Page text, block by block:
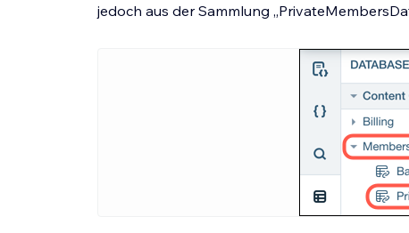
jedoch aus der Sammlung